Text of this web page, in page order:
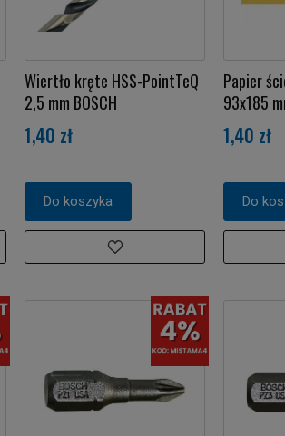
Wiertło kręte HSS-PointTeQ
2,5 mm BOSCH
1,40 zł
Do koszyka
Papier
93x185
1,40 zł
Do